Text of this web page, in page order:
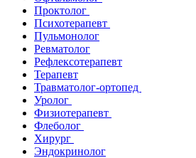
Проктолог
Психотерапевт
Пульмонолог
Ревматолог
Рефлексотерапевт
Терапевт
Травматолог-ортопед
Уролог
Физиотерапевт
Флеболог
Хирург
Эндокринолог